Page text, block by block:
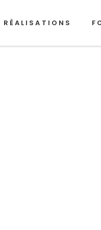
RÉALISATIONS